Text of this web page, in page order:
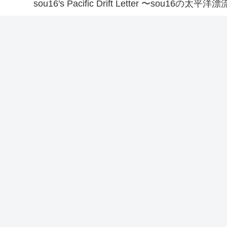
sou16's Pacific Drift Letter 〜sou16の太平洋漂